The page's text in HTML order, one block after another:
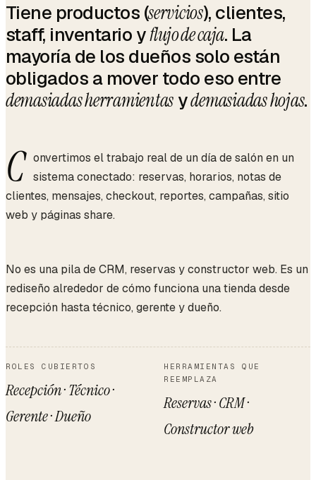
Tiene productos (servicios), clientes,
staff, inventario yflujo de caja. La
mayoría de los dueños solo están
obligados a mover todo eso entre
demasiadas herramientas ydemasiadas hojas.
C onvertimos el trabajo real de un día de salón en un
sistema conectado: reservas, horarios, notas de
clientes, mensajes, checkout, reportes, campañas, sitio
web y páginas share.
No es una pila de CRM, reservas y constructor web. Es un
rediseño alrededor de cómo funciona una tienda desde
recepción hasta técnico, gerente y dueño.
ROLES CUBIERTOS
Recepción · Técnico ·
Gerente · Dueño
HERRAMIENTAS QUE
REEMPLAZA
Reservas · CRM ·
Constructor web